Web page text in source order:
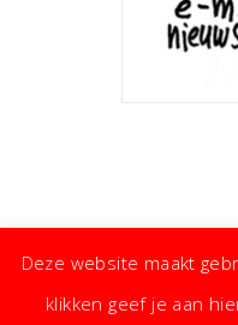
Deze website maakt
klikken geef je aan